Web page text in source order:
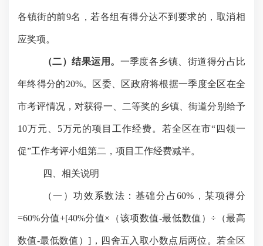
各镇街的前9名，若各组有得分达不到要求的，取消相
应奖项。
（二）结果运用。 一季度各乡镇、街道得分占比
年终得分的20%。区委、区政府将根据一季度全区在全
市考评情况， 对获得一、二等奖的乡镇、街道分别给予
10万元、5万元的项目工作经费。 若全区在市“四领一
促”工作考评小组第二， 项目 工作经费减半。
四、相关说明
（一）功效系数法： 基础分占60%，某项得分
=60%分值+[40%分值×（该项数值-最低数值）÷（最高
数值-最低数值）]，四舍五入取小数点后两位。若全区